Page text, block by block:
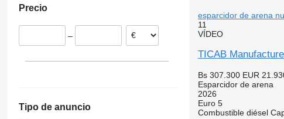
Reino Unido
Rumanía
Precio
–
Tipo de anuncio
esparcidor de arena
11
VÍDEO
TICAB
Bs 307.300 EUR
Esparcidor de arena
2026
Euro 5
Combustible diésel